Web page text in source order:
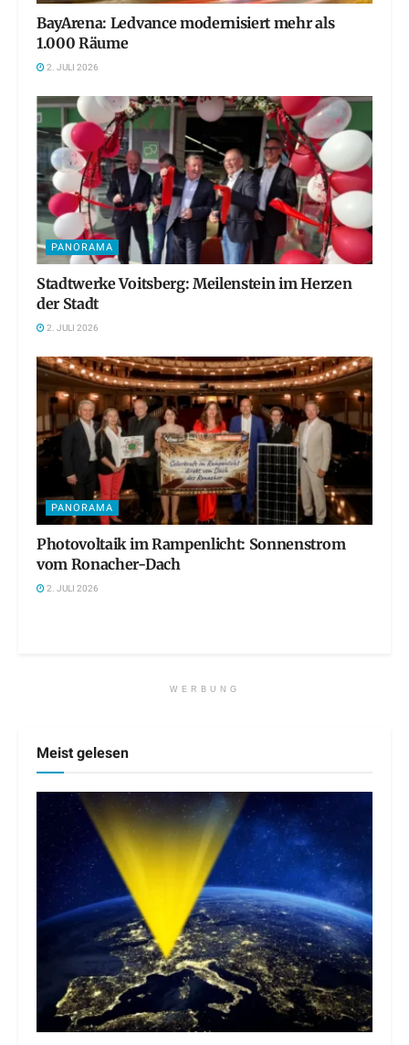
BayArena: Ledvance modernisiert mehr als
1.000 Räume
2. JULI 2026
PANORAMA
Stadtwerke Voitsberg: Meilenstein im Herzen
der Stadt
2. JULI 2026
PANORAMA
Photovoltaik im Rampenlicht: Sonnenstrom
vom Ronacher-Dach
2. JULI 2026
WERBUNG
Meist gelesen